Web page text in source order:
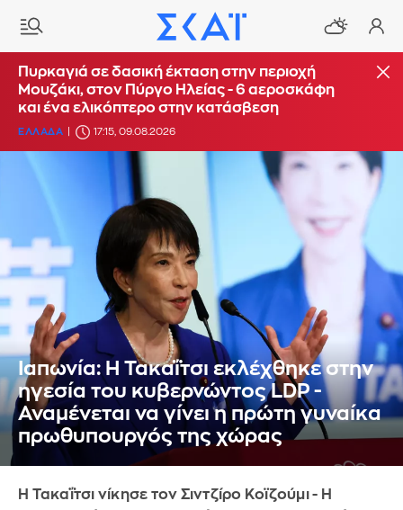
Πυρκαγιά σε δασική έκταση στην περιοχή
Μουζάκι, στον Πύργο Ηλείας - 6 αεροσκάφη
και ένα ελικόπτερο στην κατάσβεση
ΕΛΛΑΔΑ 17:15, 09.08.2026
Ιαπωνία: Η Τακαΐτσι εκλέχθηκε στην
ηγεσία του κυβερνώντος LDP -
Αναμένεται να γίνει η πρώτη γυναίκα
πρωθυπουργός της χώρας
Η Τακαΐτσι νίκησε τον Σιντζίρο Κοϊζούμι - Η